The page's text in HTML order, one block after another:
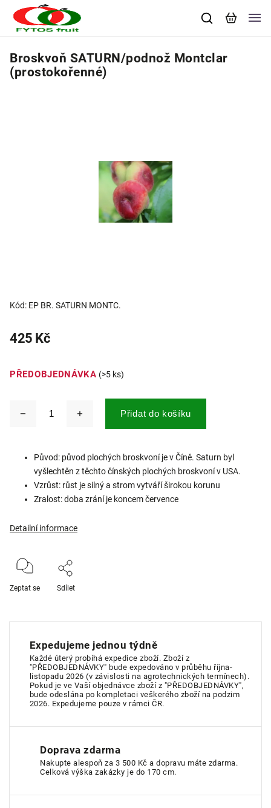
Broskvoň SATURN/podnož Montclar
(prostokořenné)
Kód: EP BR. SATURN MONTC.
425 Kč
PŘEDOBJEDNÁVKA (>5 ks)
Přidat do košíku
Původ: původ plochých broskvoní je v Číně. Saturn byl
vyšlechtěn z těchto čínských plochých broskvoní v USA.
Vzrůst: růst je silný a strom vytváří širokou korunu
Zralost: doba zrání je koncem července
Detailní informace
Zeptat se Sdílet
Expedujeme jednou týdně
Každé úterý probíhá expedice zboží. Zboží z
"PŘEDOBJEDNÁVKY" bude expedováno v průběhu října-
listopadu 2026 (v závislosti na agrotechnických termínech).
Pokud je ve Vaší objednávce zboží z "PŘEDOBJEDNÁVKY",
bude odeslána po kompletaci veškerého zboží na podzim
2026. Expedujeme pouze v rámci ČR.
Doprava zdarma
Nakupte alespoň za 3 500 Kč a dopravu máte zdarma.
Celková výška zakázky je do 170 cm.